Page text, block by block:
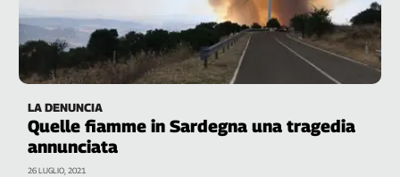
LA DENUNCIA
Quelle fiamme in Sardegna una tragedia
annunciata
26 LUGLIO, 2021